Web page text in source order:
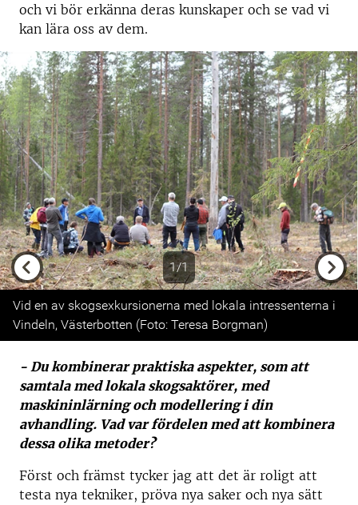
och vi bör erkänna deras kunskaper och se vad vi
kan lära oss av dem.
1/1
Previous
Next
Vid en av skogsexkursionerna med lokala intressenterna i
Vindeln, Västerbotten (Foto: Teresa Borgman)
- Du kombinerar praktiska aspekter, som att
samtala med lokala skogsaktörer, med
maskininlärning och modellering i din
avhandling. Vad var fördelen med att kombinera
dessa olika metoder?
Först och främst tycker jag att det är roligt att
testa nya tekniker, pröva nya saker och nya sätt